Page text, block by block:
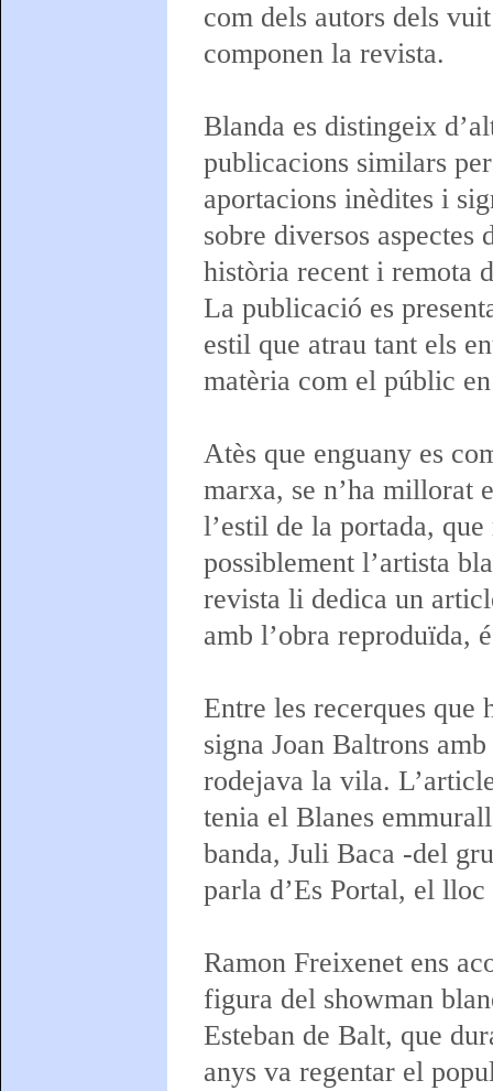
com dels autors dels
componen la revista.
Blanda es distingeix
publicacions similars
aportacions inèdites i
sobre diversos aspectes
història recent i remota
La publicació es
estil que atrau tant els
matèria com el públic
Atès que enguany es
marxa, se n’ha millorat
l’estil de la portada,
possiblement l’artista
revista li dedica un
amb l’obra reproduïda,
Entre les recerques que
signa Joan Baltrons
rodejava la vila.
tenia el Blanes
banda, Juli Baca -del
parla d’Es Portal, el
Ramon Freixenet ens
figura del showman
Esteban de Balt, que
anys va regentar el